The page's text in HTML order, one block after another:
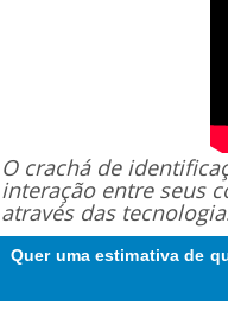
O crachá de
interação entre seus
através das
Quer uma estimativa de